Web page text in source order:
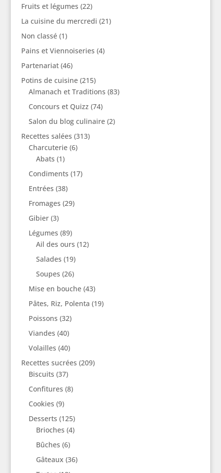
Fruits et légumes (22)
La cuisine du mercredi (21)
Non classé(1)
Pains et Viennoiseries (4)
Partenariat(46)
Potins de cuisine(215)
Almanach et Traditions (83)
Concours et Quizz (74)
Salon du blog culinaire(2)
Recettes salées (313)
Charcuterie(6)
Abats (1)
Condiments (17)
Entrées (38)
Fromages (29)
Gibier(3)
Légumes (89)
Ail des ours (12)
Salades (19)
Soupes (26)
Mise en bouche(43)
Pâtes, Riz, Polenta (19)
Poissons (32)
Viandes (40)
Volailles (40)
Recettes sucrées (209)
Biscuits (37)
Confitures (8)
Cookies (9)
Desserts (125)
Brioches (4)
Bûches (6)
Gâteaux (36)